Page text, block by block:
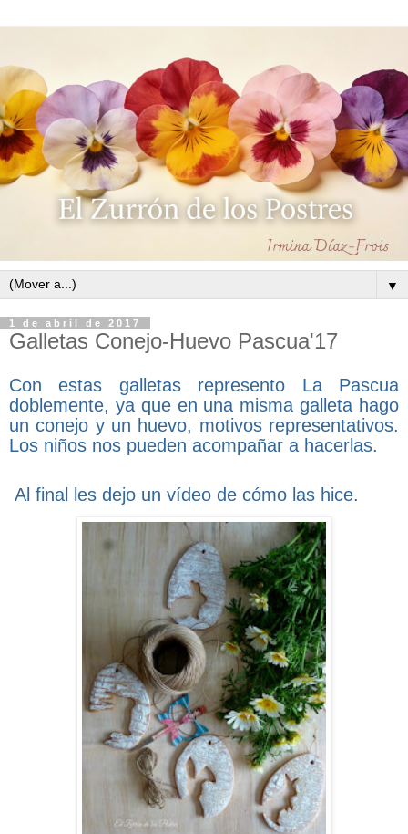
▼
1 de abril de 2017
Galletas Conejo-Huevo Pascua'17
Con estas galletas represento La Pascua
doblemente, ya que en una misma galleta hago
un conejo y un huevo, motivos representativos.
Los niños nos pueden acompañar a hacerlas.
Al final les dejo un vídeo de cómo las hice.